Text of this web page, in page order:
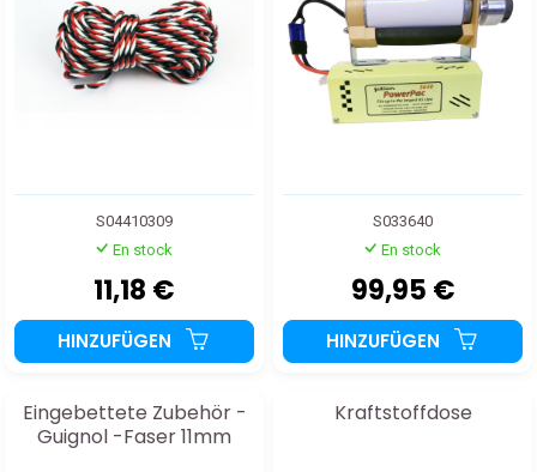
S04410309
En stock
11,18 €
HINZUFÜGEN
S033640
En stock
99,95 €
HINZUFÜGEN
Eingebettete Zubehör -
Guignol -Faser 11mm
Kraftstoffdose